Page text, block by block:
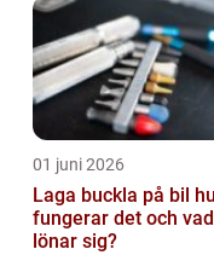
01 juni 2026
Laga buckla på bil hur
fungerar det och vad
lönar sig?